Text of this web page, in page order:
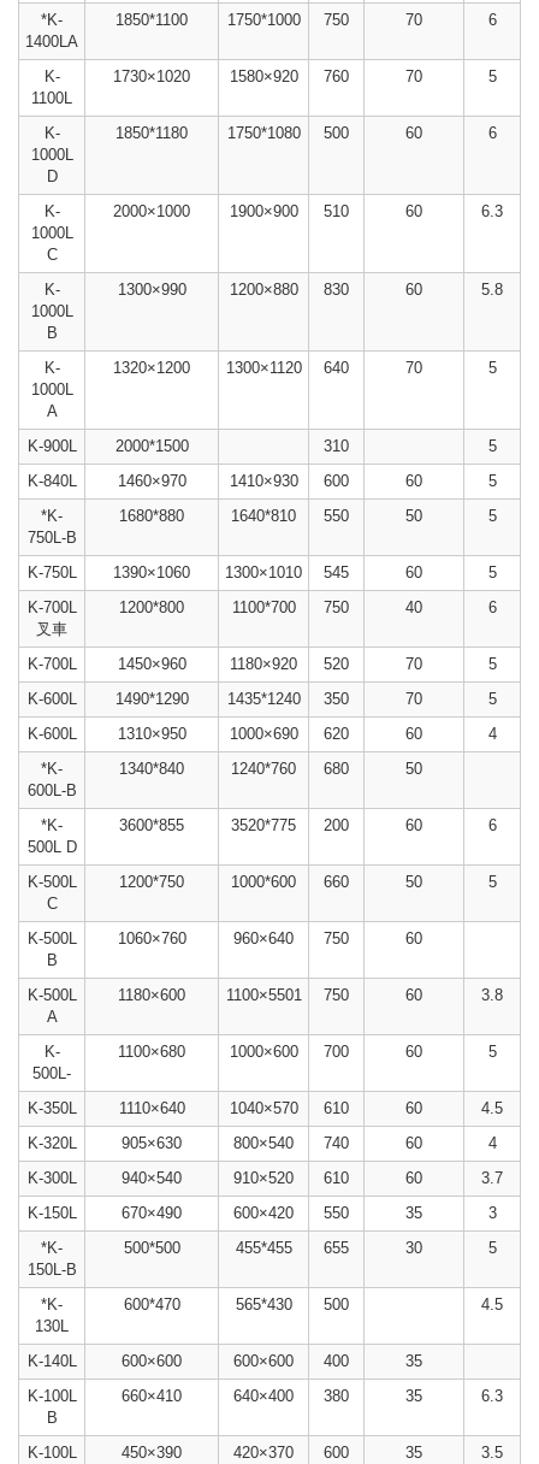
*K-
1400LA
1850*1100 1750*1000 750 70 6
K-
1100L
1730×1020 1580×920 760 70 5
K-
1000L
D
1850*1180 1750*1080 500 60 6
K-
1000L
C
2000×1000 1900×900 510 60 6.3
K-
1000L
B
1300×990 1200×880 830 60 5.8
K-
1000L
A
1320×1200 1300×1120 640 70 5
K-900L 2000*1500 310
5
K-840L
1460×970 1410×930 600 60
5
*K-
750L-B
1680*880 1640*810 550 50 5
K-750L 1390×1060 1300×1010 545 60
5
K-700L
叉車
1200*800 1100*700 750 40 6
K-700L 1450×960 1180×920 520 70
5
K-600L
1490*1290 1435*1240 350 70
5
K-600L
1310×950 1000×690 620 60
4
*K-
600L-B
1340*840 1240*760 680 50
*K-
500L D
3600*855 3520*775 200 60 6
K-500L
C
1200*750 1000*600 660 50 5
K-500L
B
1060×760 960×640 750 60
K-500L
A
1180×600 1100×5501 750 60 3.8
K-
500L-
1100×680 1000×600 700 60 5
K-350L 1110×640 1040×570 610 60
4.5
K-320L
905×630 800×540 740 60
4
K-300L
940×540 910×520 610 60
3.7
K-150L
670×490 600×420 550 35
3
*K-
150L-B
500*500 455*455 655 30 5
*K-
130L
600*470 565*430 500 4.5
K-140L 600×600 600×600 400
35
K-100L
B
660×410 640×400 380 35 6.3
K-100L
450×390 420×370 600 35 3.5